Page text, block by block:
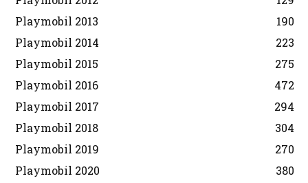
Playmobil 2013
190
Playmobil 2014
223
Playmobil 2015
275
Playmobil 2016
472
Playmobil 2017
294
Playmobil 2018
304
Playmobil 2019
270
Playmobil 2020
380